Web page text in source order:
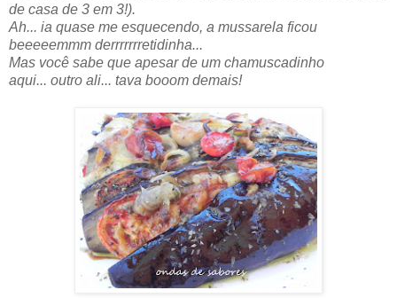
de casa de 3 em 3!).
Ah... ia quase me esquecendo, a mussarela ficou
beeeeemmm derrrrrrretidinha...
Mas você sabe que apesar de um chamuscadinho
aqui... outro ali... tava booom demais!